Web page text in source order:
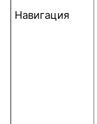
Навигация